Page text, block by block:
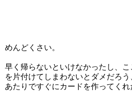
めんどくさい。
早く帰らないといけなかったし、
を片付けてしまわないとダメだろ
あたりですぐにカードを作ってく